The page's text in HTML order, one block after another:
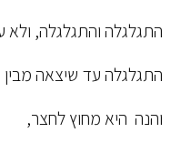
התגלגלה והתגלגלה, ולא
התגלגלה עד שיצאה מבין
והנה היא מחוץ לחצר,